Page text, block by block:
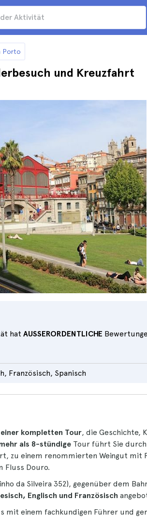
Porto
und Kreuzfahrt
hat AUSSERORDENTLICHE
Französisch, Spanisch
kompletten Tour, die Geschichte,
als 8-stündige Tour führt Sie
zu einem renommierten Weingut mit
Fluss Douro.
da Silveira 352), gegenüber dem
Englisch und Französisch
mit einem fachkundigen Führer und